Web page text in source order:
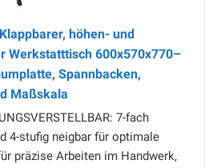
höhen- und
Werkstatttisch 600x570x770–
Spannbacken,
Maßskala
7-fach
4-stufig neigbar für optimale
präzise Arbeiten im Handwerk,